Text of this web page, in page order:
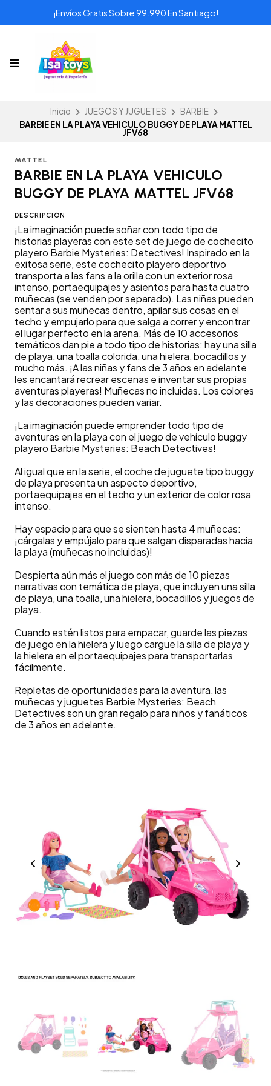
¡Envíos Gratis Sobre 99.990 En Santiago!
Inicio JUEGOS Y JUGUETES
BARBIE
BARBIE EN LA PLAYA VEHICULO BUGGY DE PLAYA MATTEL
JFV68
MATTEL
BARBIE EN LA PLAYA VEHICULO
BUGGY DE PLAYA MATTEL JFV68
DESCRIPCIÓN
¡La imaginación puede soñar con todo tipo de
historias playeras con este set de juego de cochecito
playero Barbie Mysteries: Detectives! Inspirado en la
exitosa serie, este cochecito playero deportivo
transporta a las fans a la orilla con un exterior rosa
intenso, portaequipajes y asientos para hasta cuatro
muñecas (se venden por separado). Las niñas pueden
sentar a sus muñecas dentro, apilar sus cosas en el
techo y empujarlo para que salga a correr y encontrar
el lugar perfecto en la arena. Más de 10 accesorios
temáticos dan pie a todo tipo de historias: hay una silla
de playa, una toalla colorida, una hielera, bocadillos y
mucho más. ¡A las niñas y fans de 3 años en adelante
les encantará recrear escenas e inventar sus propias
aventuras playeras! Muñecas no incluidas. Los colores
y las decoraciones pueden variar.
¡La imaginación puede emprender todo tipo de
aventuras en la playa con el juego de vehículo buggy
playero Barbie Mysteries: Beach Detectives!
Al igual que en la serie, el coche de juguete tipo buggy
de playa presenta un aspecto deportivo,
portaequipajes en el techo y un exterior de color rosa
intenso.
Hay espacio para que se sienten hasta 4 muñecas:
¡cárgalas y empújalo para que salgan disparadas hacia
la playa (muñecas no incluidas)!
Despierta aún más el juego con más de 10 piezas
narrativas con temática de playa, que incluyen una silla
de playa, una toalla, una hielera, bocadillos y juegos de
playa.
Cuando estén listos para empacar, guarde las piezas
de juego en la hielera y luego cargue la silla de playa y
la hielera en el portaequipajes para transportarlas
fácilmente.
Repletas de oportunidades para la aventura, las
muñecas y juguetes Barbie Mysteries: Beach
Detectives son un gran regalo para niños y fanáticos
de 3 años en adelante.